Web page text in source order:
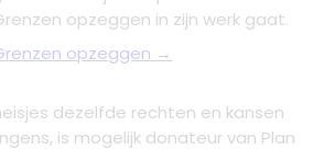
opzeggen in zijn werk gaat.
opzeggen →
dezelfde rechten en kansen
is mogelijk donateur van Plan